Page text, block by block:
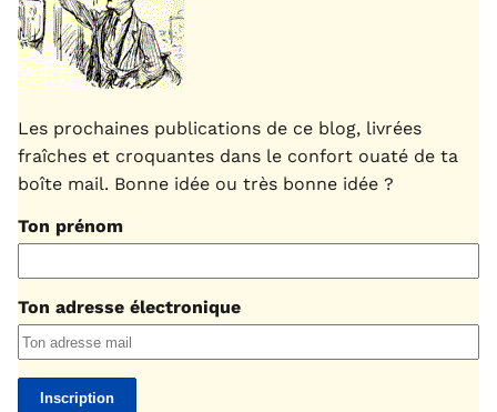
Les prochaines publications de ce blog, livrées
fraîches et croquantes dans le confort ouaté de ta
boîte mail. Bonne idée ou très bonne idée ?
Ton prénom
Ton adresse électronique